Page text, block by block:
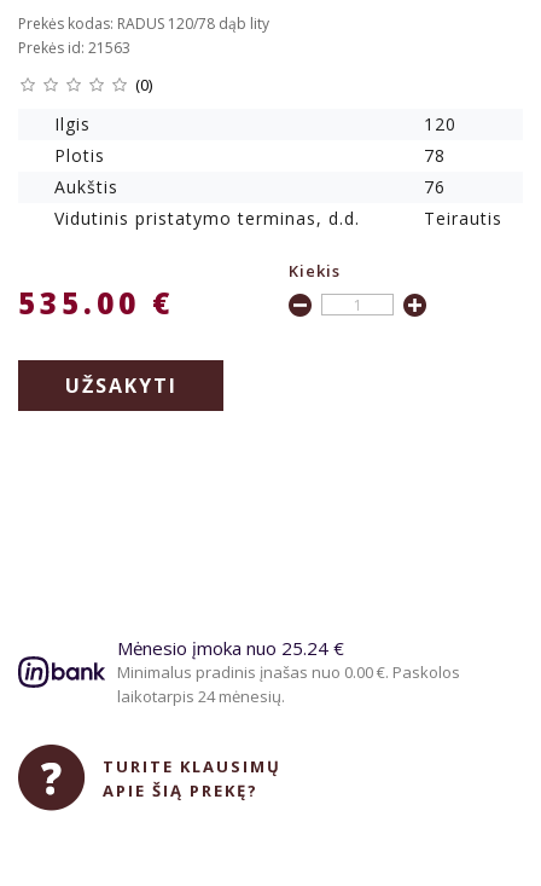
Prekės kodas: RADUS 120/78 dąb lity
Prekės id: 21563
(0)
Ilgis
120
Plotis
78
Aukštis
76
Vidutinis pristatymo terminas, d.d.
Teirautis
535.00 €
Kiekis
UŽSAKYTI
Mėnesio įmoka nuo 25.24 €
Minimalus pradinis įnašas nuo 0.00 €. Paskolos
laikotarpis 24 mėnesių.
TURITE KLAUSIMŲ
APIE ŠIĄ PREKĘ?